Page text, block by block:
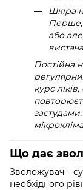
Шкіра
Перше,
або
Постійна
курс
Що дає
Зволожувач –
необхідного